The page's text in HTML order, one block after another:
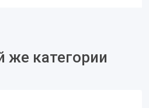
же категории